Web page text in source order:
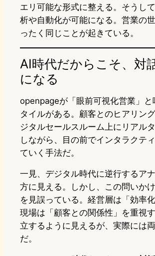
エリ可能な形式に整える。そうし
析や自動化が可能になる。営業の
ったく同じことが起きている。
AI時代だからこそ、対
になる
openpageが「眼前可視化営業」と
タイルがある。顧客とのヒアリン
ジタルセールスルーム上にリアル
しながら、目の前でインタラクテ
ていく手法だ。
一見、デジタル時代に逆行するア
方に見える。しかし、この問いか
を見誤っている。経営層は「効率化
現場は「顧客との関係性」を重視
立するように見えるが、実際には
だ。